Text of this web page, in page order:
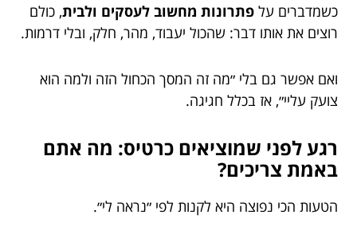
כשמדברים על פתרונות מחשוב לעסקים ולבית, כולם
רוצים את אותו דבר: שהכול יעבוד, מהר, חלק, ובלי דרמות.
ואם אפשר גם בלי ״מה זה המסך הכחול הזה ולמה הוא
צועק עליי״, אז בכלל חגיגה.
רגע לפני שמוציאים כרטיס: מה אתם
באמת צריכים?
הטעות הכי נפוצה היא לקנות לפי ״נראה לי״.